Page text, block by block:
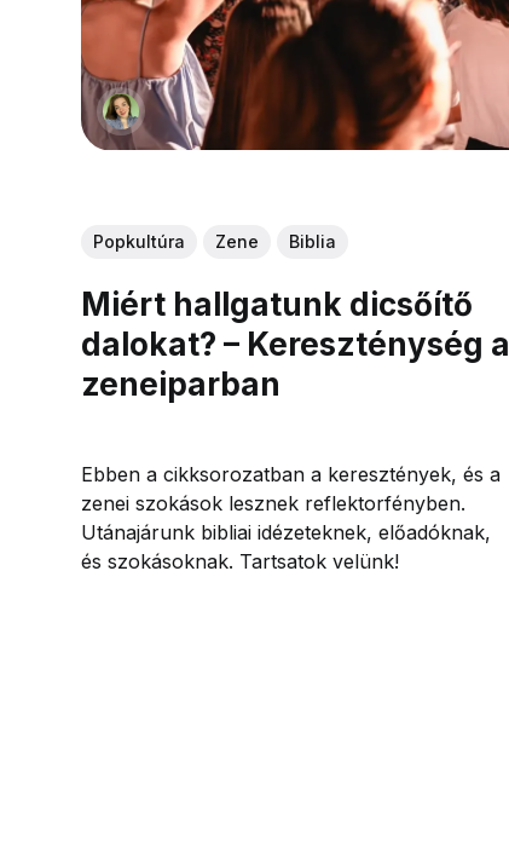
Popkultúra Zene Biblia
Miért hallgatunk dicsőítő
dalokat? – Kereszténység a
zeneiparban
Ebben a cikksorozatban a keresztények, és a
zenei szokások lesznek reflektorfényben.
Utánajárunk bibliai idézeteknek, előadóknak,
és szokásoknak. Tartsatok velünk!